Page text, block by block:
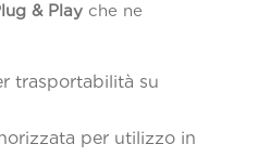
& Playche ne
trasportabilità su
per utilizzo in